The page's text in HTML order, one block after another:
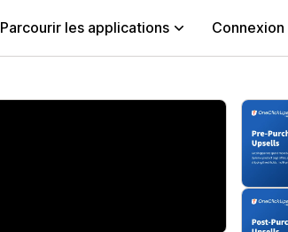
Parcourir les applications Connexion